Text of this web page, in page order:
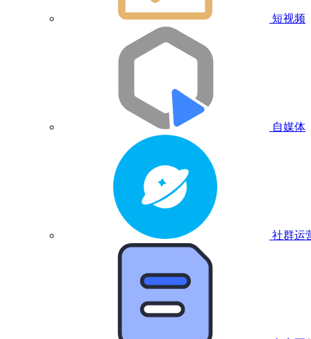
短视频
自媒体
社群运